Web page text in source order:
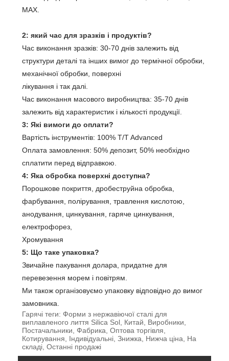
MAX.
2: який час для зразків і продуктів?
Час виконання зразків: 30-70 днів залежить від
структури деталі та інших вимог до термічної обробки,
механічної обробки, поверхні
лікування і так далі.
Час виконання масового виробництва: 35-70 днів
залежить від характеристик і кількості продукції.
3: Які вимоги до оплати?
Вартість інструментів: 100% T/T Advanced
Оплата замовлення: 50% депозит, 50% необхідно
сплатити перед відправкою.
4: Яка обробка поверхні доступна?
Порошкове покриття, дробеструйна обробка,
фарбування, полірування, травлення кислотою,
анодування, цинкування, гаряче цинкування,
електрофорез,
Хромування
5: Що таке упаковка?
Звичайне пакування долара, придатне для
перевезення морем і повітрям.
Ми також організовуємо упаковку відповідно до вимог
замовника.
Гарячі теги: Форми з нержавіючої сталі для
виплавленого лиття Silica Sol, Китай, Виробники,
Постачальники, Фабрика, Оптова торгівля,
Котирування, Індивідуальні, Знижка, Нижча ціна, На
складі, Останні продажі